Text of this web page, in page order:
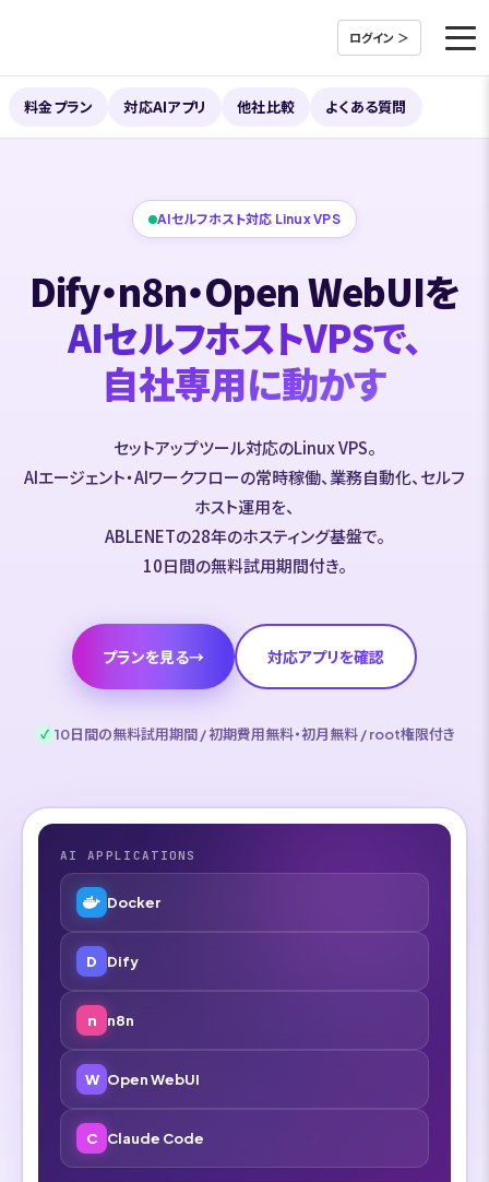
ログイン ＞
料金プラン 対応AIアプリ 他社比較 よくある質問
AIセルフホスト対応 Linux VPS
Dify・n8n・Open WebUIを
AIセルフホストVPSで、
自社専用に動かす
セットアップツール対応のLinux VPS。
AIエージェント・AIワークフローの常時稼働、業務自動化、セルフ
ホスト運用を、
ABLENETの28年のホスティング基盤で。
10日間の無料試用期間付き。
プランを見る→ 対応アプリを確認
✓ 10日間の無料試用期間 / 初期費用無料・初月無料 / root権限付き
AI APPLICATIONS
Docker
D Dify
n n8n
W Open WebUI
C Claude Code